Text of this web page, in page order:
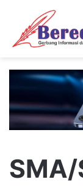
SMA/